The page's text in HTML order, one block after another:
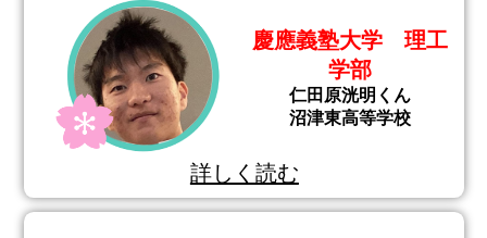
慶應義塾大学 理工
学部
仁田原洸明くん
沼津東高等学校
詳しく読む